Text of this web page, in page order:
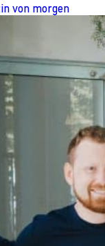
von morgen